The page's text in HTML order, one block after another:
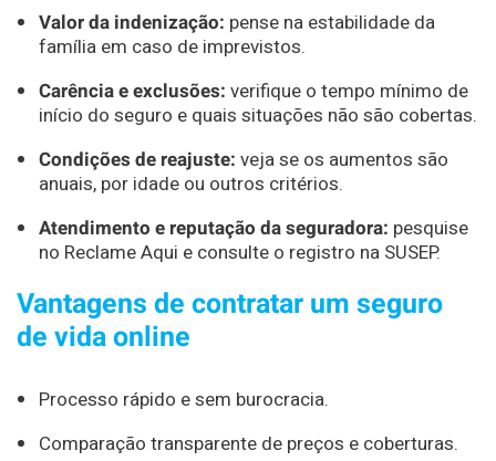
Valor da indenização: pense na estabilidade da
família em caso de imprevistos.
Carência e exclusões: verifique o tempo mínimo de
início do seguro e quais situações não são cobertas.
Condições de reajuste: veja se os aumentos são
anuais, por idade ou outros critérios.
Atendimento e reputação da seguradora: pesquise
no Reclame Aqui e consulte o registro na SUSEP.
Vantagens de contratar um seguro
de vida online
Processo rápido e sem burocracia.
Comparação transparente de preços e coberturas.